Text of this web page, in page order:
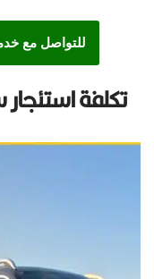
للتواصل مع
تكلفة